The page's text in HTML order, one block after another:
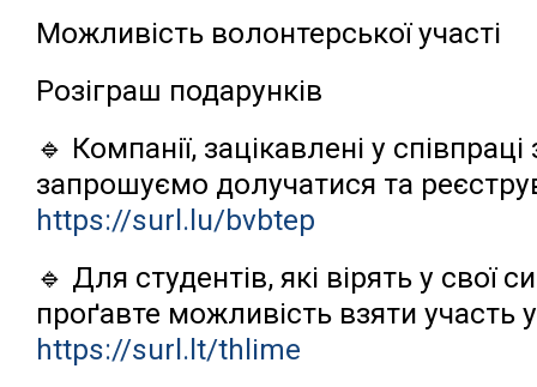
Можливість волонтерської участі
Розіграш подарунків
🔹 Компанії, зацікавлені у
запрошуємо долучатися та
https://surl.lu/bvbtep
🔹 Для студентів, які вірять у свої
проґавте можливість взяти участь
https://surl.lt/thlime